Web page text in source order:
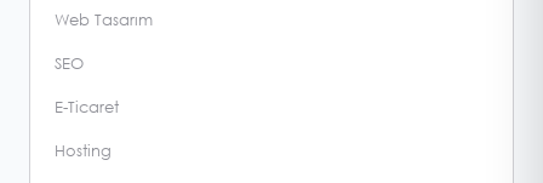
Web Tasarım
SEO
E-Ticaret
Hosting